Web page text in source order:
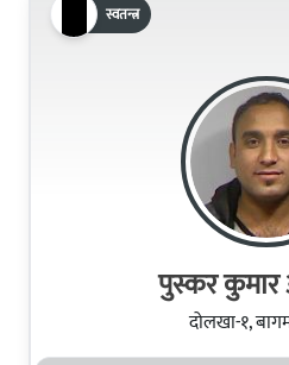
स्वतन्त्र
पुस्कर कुमार
दोलखा-१,